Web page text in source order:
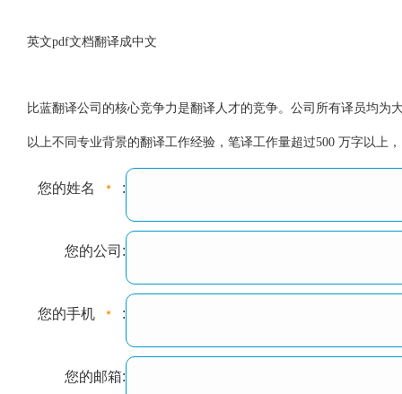
英文pdf文档翻译成中文
比蓝翻译公司的核心竞争力是翻译人才的竞争。公司所有译员均
以上不同专业背景的翻译工作经验，笔译工作量超过500 万字以上
您的姓名 :
您的公司:
您的手机 :
您的邮箱: